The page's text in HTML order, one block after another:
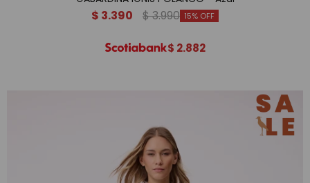
$ 3.390 $3.990 15
$ 2.882